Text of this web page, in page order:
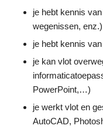
je hebt kennis
wegenissen, enz.)
je hebt kennis
je kan vlot
PowerPoint,…)
je werkt vlot en
AutoCAD,